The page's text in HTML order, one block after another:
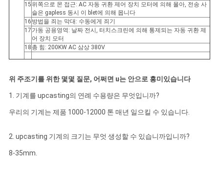
PRIVACY
POLICY
15 위쪽으로 몬 접근: AC 자동 귀환 제어 장치 모터에 의해 몰아, 전송 사
슬은 gapless 동시 이 blet에 의해 몹니다
16 방법을 죄는 막대: 수동에게 죄기
17 가동 공용영역: 날짜 전시, 터치스크린에 의해 통제되는 자동 귀환 제
어 장치 모터
18 총 힘: 200KW AC 삼상 380V
위 주조기를 위한 몇몇 질문, 어쩌면 u는 안으로 흥미있습니다
1. 기계를 upcasting의 연례 수용량은 무엇입니까?
우리의 기계는 제품 1000-12000 톤 매년 일으킬 수 있습니다.
2. upcasting 기계의 크기는 무엇 생성할 수 있습니까입니까?
8-35mm.